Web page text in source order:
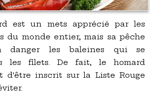
est un mets apprécié par les
du monde entier, mais sa pêche
danger les baleines qui se
les filets. De fait, le homard
d'être inscrit sur la Liste Rouge